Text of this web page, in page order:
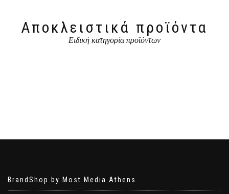
Αποκλειστικά προϊόντα
Ειδική κατηγορία προϊόντων
BrandShop by Most Media Athens